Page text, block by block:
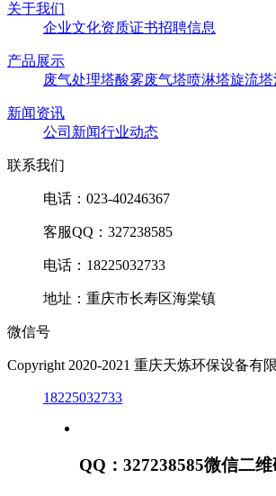
关于我们
企业文化资质证书招聘信息
产品展示
废气处理塔酸雾废气塔喷淋塔旋流塔
新闻资讯
公司新闻行业动态
联系我们
电话：023-40246367
客服QQ：327238585
电话：18225032733
地址：重庆市长寿区海棠镇
微信号
Copyright 2020-2021 重庆天炼环保设备有
18225032733
QQ：327238585微信二维